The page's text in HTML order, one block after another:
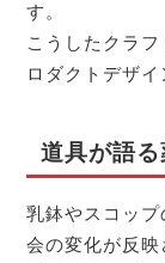
す。
こうしたクラ
ロダクトデザイ
道具が語
乳鉢やスコッ
会の変化が反映